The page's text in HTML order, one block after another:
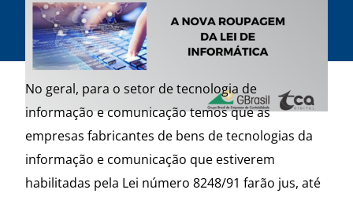
No geral, para o setor de tecnologia de
informação e comunicação temos que as
empresas fabricantes de bens de tecnologias da
informação e comunicação que estiverem
habilitadas pela Lei número 8248/91 farão jus, até